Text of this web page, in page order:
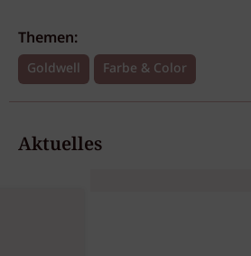
Themen:
Goldwell Farbe & Color
Aktuelles